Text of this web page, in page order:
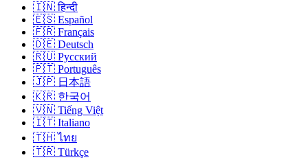
🇮🇳 हिन्दी
🇪🇸 Español
🇫🇷 Français
🇩🇪 Deutsch
🇷🇺 Русский
🇵🇹 Português
🇯🇵 日本語
🇰🇷 한국어
🇻🇳 Tiếng Việt
🇮🇹 Italiano
🇹🇭 ไทย
🇹🇷 Türkçe